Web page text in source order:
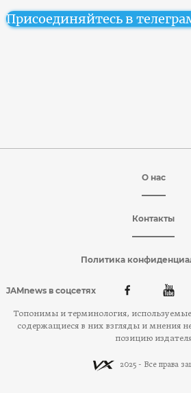
Присоединяйтесь в
О нас
Контакты
Политика
JAMnews в соцсетях
Топонимы и терминология,
содержащиеся в них взгляды и мнения
позицию
2025 - Все права